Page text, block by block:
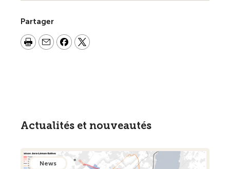
Partager
Actualités et nouveautés
News